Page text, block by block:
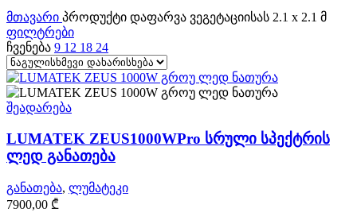
მთავარი პროდუქტი დაფარვა ვეგეტაციისას 2.1 x 2.1 მ
ფილტრები
ჩვენება 9 12 18 24
შეადარება
LUMATEK ZEUS1000WPro სრული სპექტრის
ლედ განათება
განათება, ლუმატეკი
7900,00 ₾